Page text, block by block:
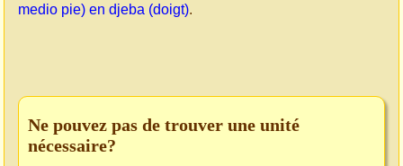
medio pie) en djeba (doigt).
Ne pouvez pas de trouver une unité
nécessaire?